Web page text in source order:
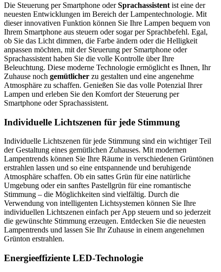
Die Steuerung per Smartphone oderSprachassistent ist eine der
neuesten Entwicklungen im Bereich der Lampentechnologie. Mit
dieser innovativen Funktion können Sie Ihre Lampen bequem von
Ihrem Smartphone aus steuern oder sogar per Sprachbefehl. Egal,
ob Sie das Licht dimmen, die Farbe ändern oder die Helligkeit
anpassen möchten, mit der Steuerung per Smartphone oder
Sprachassistent haben Sie die volle Kontrolle über Ihre
Beleuchtung. Diese moderne Technologie ermöglicht es Ihnen, Ihr
Zuhause noch gemütlicher zu gestalten und eine angenehme
Atmosphäre zu schaffen. Genießen Sie das volle Potenzial Ihrer
Lampen und erleben Sie den Komfort der Steuerung per
Smartphone oder Sprachassistent.
Individuelle Lichtszenen für jede Stimmung
Individuelle Lichtszenen für jede Stimmung sind ein wichtiger Teil
der Gestaltung eines gemütlichen Zuhauses. Mit modernen
Lampentrends können Sie Ihre Räume in verschiedenen Grüntönen
erstrahlen lassen und so eine entspannende und beruhigende
Atmosphäre schaffen. Ob ein sattes Grün für eine natürliche
Umgebung oder ein sanftes Pastellgrün für eine romantische
Stimmung – die Möglichkeiten sind vielfältig. Durch die
Verwendung von intelligenten Lichtsystemen können Sie Ihre
individuellen Lichtszenen einfach per App steuern und so jederzeit
die gewünschte Stimmung erzeugen. Entdecken Sie die neuesten
Lampentrends und lassen Sie Ihr Zuhause in einem angenehmen
Grünton erstrahlen.
Energieeffiziente LED-Technologie